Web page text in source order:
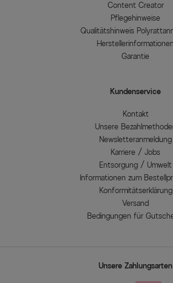
Content Creator
Pflegehinweise
Qualitätshinweis
Herstellerinformationen
Garantie
Kundenservice
Kontakt
Unsere
Newsletteranmeldung
Karriere / Jobs
Entsorgung / Umwelt
Informationen zum
Konformitätserklärung
Versand
Bedingungen für
Unsere Zahlungsarten